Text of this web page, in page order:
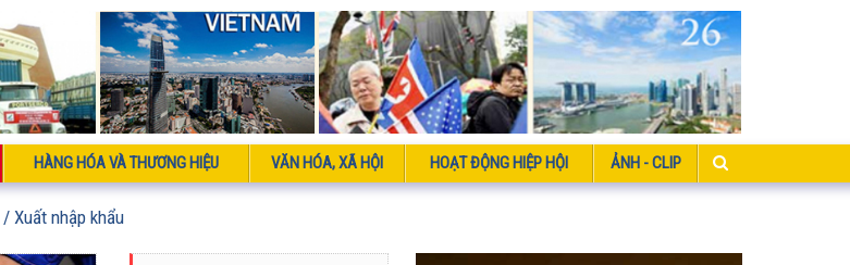
HÀNG HÓA VÀ THƯƠNG HIỆU VĂN HÓA, XÃ HỘI HOẠT ĐỘNG HIỆP HỘI ẢNH - CLIP
/ Xuất nhập khẩu